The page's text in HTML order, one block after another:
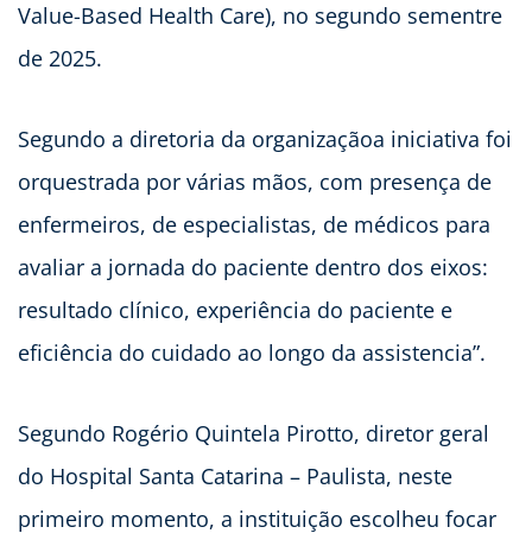
Value-Based Health Care), no segundo sementre
de 2025.
Segundo a diretoria da organizaçãoa iniciativa foi
orquestrada por várias mãos, com presença de
enfermeiros, de especialistas, de médicos para
avaliar a jornada do paciente dentro dos eixos:
resultado clínico, experiência do paciente e
eficiência do cuidado ao longo da assistencia”.
Segundo Rogério Quintela Pirotto, diretor geral
do Hospital Santa Catarina – Paulista, neste
primeiro momento, a instituição escolheu focar